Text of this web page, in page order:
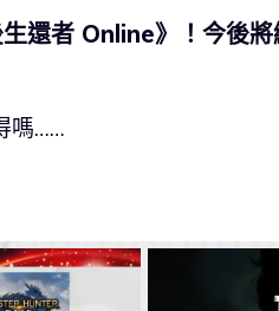
還者 Online》！今後
嗎……